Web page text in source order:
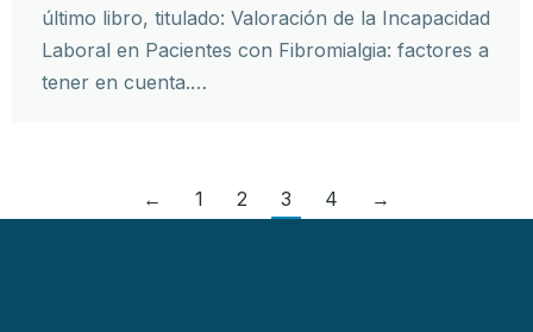
último libro, titulado: Valoración de la Incapacidad
Laboral en Pacientes con Fibromialgia: factores a
tener en cuenta.…
← 1 2 3 4 →